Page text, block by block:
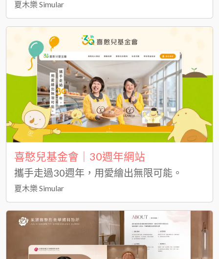
夏木樂 Simular
喜憨兒基金會｜30週年網站
攜手走過30週年，用愛繪出無限可能。
夏木樂 Simular